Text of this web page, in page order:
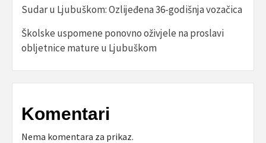
Sudar u Ljubuškom: Ozlijeđena 36-godišnja vozačica
Školske uspomene ponovno oživjele na proslavi
obljetnice mature u Ljubuškom
Komentari
Nema komentara za prikaz.